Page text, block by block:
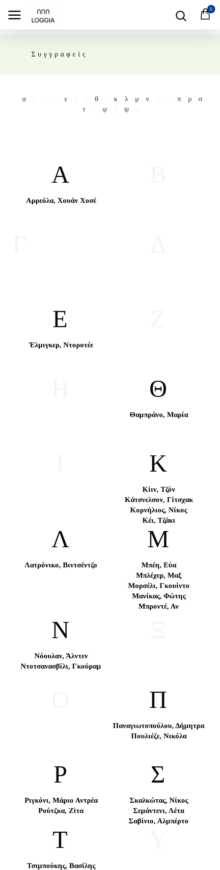
0
Συγγραφείς
α ε θ κ λ μ ν π ρ
σ
τ
φ ψ
Α
Αρρεόλα, Χουάν Χοσέ
Ε
Έλμιγκερ, Ντοροτέε
Θ
Θαμπράνο, Μαρία
Κ
Κίιν, Τζόν
Κάτσνελσον, Γίτσχακ
Κορνήλιος, Νίκος
Κέι, Τζάκι
Λ
Λατρόνικο, Βιντσέντζο
Μ
Μπέη, Εύα
Μπλέχερ, Μαξ
Μορσέλι, Γκουίντο
Μανίκας, Φώτης
Μπροντέ, Αν
Ν
Νόουλαν, Άλντεν
Ντοτσανασβίλι, Γκούραμ
Π
Παναγιωτοπούλου, Δήμητρα
Πουλιέζε, Νικόλα
Ρ
Ριγκόνι, Μάριο Αντρέα
Ρούτζκα, Ζίτα
Σ
Σκαλκώτας, Νίκος
Σεμάντενι, Λέτα
Σαβίνιο, Αλμπέρτο
Τ
Τσιμπούκης, Βασίλης